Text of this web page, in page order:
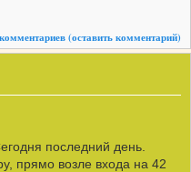
(оставить комментарий)
последний день.
прямо возле входа на 42